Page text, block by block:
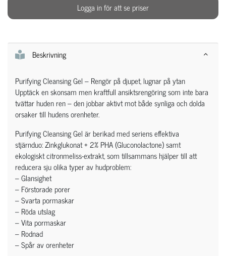
Logga in för att se priser
Beskrivning
Purifying Cleansing Gel – Rengör på djupet, lugnar på ytan
Upptäck en skonsam men kraftfull ansiktsrengöring som inte bara
tvättar huden ren – den jobbar aktivt mot både synliga och dolda
orsaker till hudens orenheter.
Purifying Cleansing Gel är berikad med seriens effektiva
stjärnduo: Zinkglukonat + 2% PHA (Gluconolactone) samt
ekologiskt citronmeliss-extrakt, som tillsammans hjälper till att
reducera sju olika typer av hudproblem:
– Glansighet
– Förstorade porer
– Svarta pormaskar
– Röda utslag
– Vita pormaskar
– Rodnad
– Spår av orenheter